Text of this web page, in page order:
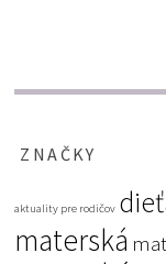
ZNAČKY
aktuality pre rodičov
materská